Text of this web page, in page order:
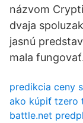
názvom
dvaja
jasnú
mala
predikcia ceny
ako kúpiť tzero
battle.net